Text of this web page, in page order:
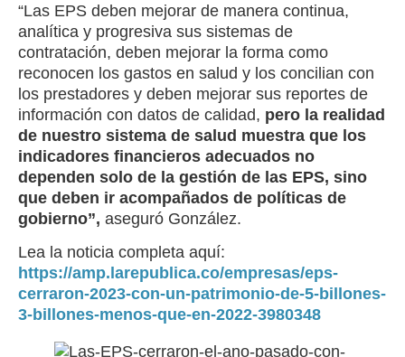
“Las EPS deben mejorar de manera continua,
analítica y progresiva sus sistemas de
contratación, deben mejorar la forma como
reconocen los gastos en salud y los concilian con
los prestadores y deben mejorar sus reportes de
información con datos de calidad, pero la realidad
de nuestro sistema de salud muestra que los
indicadores financieros adecuados no
dependen solo de la gestión de las EPS, sino
que deben ir acompañados de políticas de
gobierno”, aseguró González.
Lea la noticia completa aquí:
https://amp.larepublica.co/empresas/eps-
cerraron-2023-con-un-patrimonio-de-5-billones-
3-billones-menos-que-en-2022-3980348